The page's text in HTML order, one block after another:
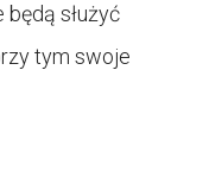
służyć
tym swoje